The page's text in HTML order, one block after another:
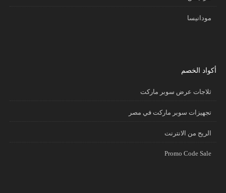
مودانيسا
أكواد الخصم
ثلاجات عرض سوبر ماركت
تجهيزات سوبر ماركت في مصر
الريح من الانترنت
Promo Code Sale